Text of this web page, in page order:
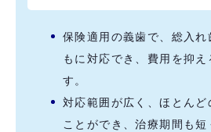
保険適用の義歯で、総入れ
もに対応でき、費用を抑え
す。
対応範囲が広く、ほとんど
ことができ、治療期間も短